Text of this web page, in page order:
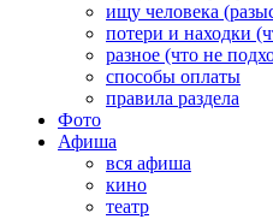
ищу человека
потери и находки
разное (что не
способы оплаты
правила раздела
Фото
Афиша
вся афиша
кино
театр